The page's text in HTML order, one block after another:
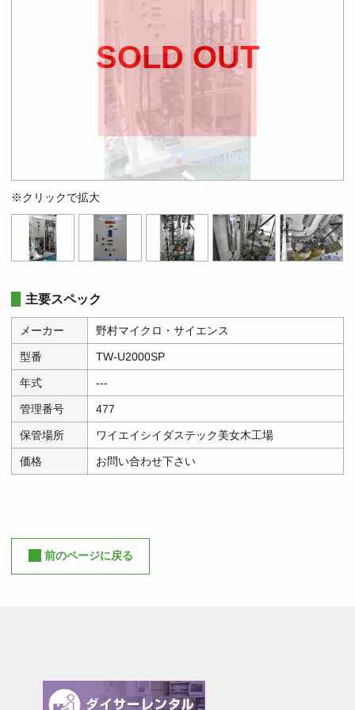
SOLD OUT
※クリックで拡大
主要スペック
メーカー 野村マイクロ・サイエンス
型番 TW-U2000SP
年式 ---
管理番号 477
保管場所 ワイエイシイダステック美女木工場
価格 お問い合わせ下さい
前のページに戻る